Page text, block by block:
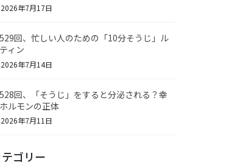
2026年7月17日
回、忙しい人のための「10分そうじ」ル
ィン
2026年7月14日
回、「そうじ」をすると分泌される？幸
ルモンの正体
2026年7月11日
ゴリー